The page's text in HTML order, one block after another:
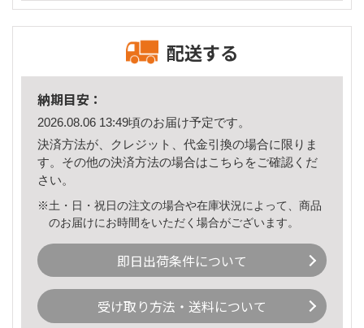
配送する
納期目安：
2026.08.06 13:49頃のお届け予定です。
決済方法が、クレジット、代金引換の場合に限りま
す。その他の決済方法の場合はこちら をご確認くだ
さい。
※土・日・祝日の注文の場合や在庫状況によって、商品
のお届けにお時間をいただく場合がございます。
即日出荷条件について
受け取り方法・送料について